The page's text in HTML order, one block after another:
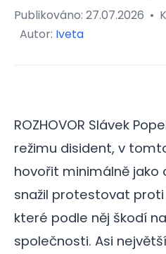
Publikováno: 27.07.2026 •
Autor: Iveta
ROZHOVOR Slávek
režimu disident, v
hovořit minimálně jako
snažil protestovat
které podle něj škodí
společnosti. Asi